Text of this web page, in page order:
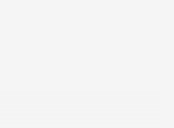
詩鉅作✨
期作者湯姆‧沃爾茲（Tom
Esau & Isaac Escorza
（《月之彼端》）共同
伯特‧羅德里格茲（Robert
，這本圖像小說勢必引爆